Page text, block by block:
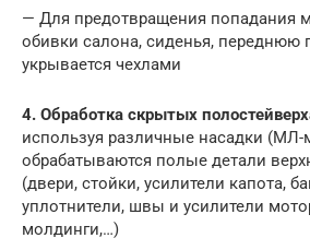
— Для предотвращения попадания
обивки салона, сиденья, переднюю
укрывается чехлами
4. Обработка скрытых полостей
используя различные насадки (МЛ-
обрабатываются полые детали
(двери, стойки, усилители капота,
уплотнители, швы и усилители
молдинги,…)